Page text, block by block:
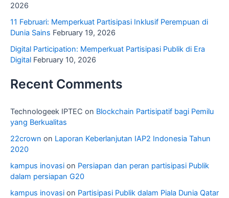
2026
11 Februari: Memperkuat Partisipasi Inklusif Perempuan di
Dunia Sains February 19, 2026
Digital Participation: Memperkuat Partisipasi Publik di Era
Digital February 10, 2026
Recent Comments
Technologeek IPTEC on Blockchain Partisipatif bagi Pemilu
yang Berkualitas
22crown on Laporan Keberlanjutan IAP2 Indonesia Tahun
2020
kampus inovasi on Persiapan dan peran partisipasi Publik
dalam persiapan G20
kampus inovasi on Partisipasi Publik dalam Piala Dunia Qatar